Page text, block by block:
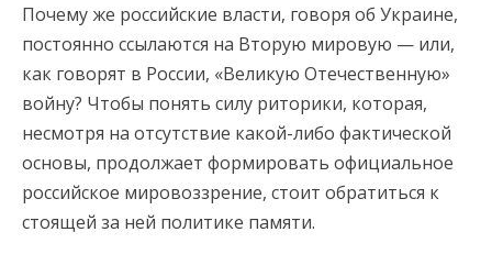
Почему же российские власти, говоря об Украине,
постоянно ссылаются на Вторую мировую — или,
как говорят в России, «Великую Отечественную»
войну? Чтобы понять силу риторики, которая,
несмотря на отсутствие какой-либо фактической
основы, продолжает формировать официальное
российское мировоззрение, стоит обратиться к
стоящей за ней политике памяти.